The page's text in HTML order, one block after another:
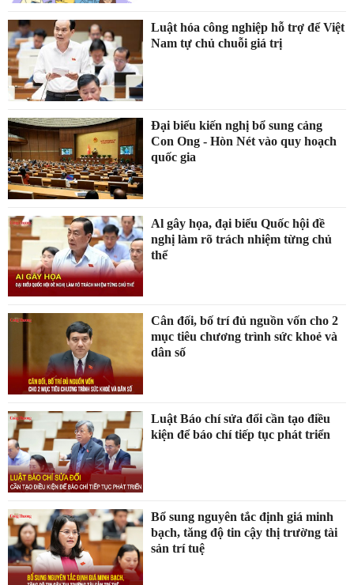
Luật hóa công nghiệp hỗ trợ để Việt
Nam tự chủ chuỗi giá trị
Đại biểu kiến nghị bổ sung cảng
Con Ong - Hòn Nét vào quy hoạch
quốc gia
Al gây họa, đại biểu Quốc hội đề
nghị làm rõ trách nhiệm từng chủ
thể
Cân đối, bố trí đủ nguồn vốn cho 2
mục tiêu chương trình sức khoẻ và
dân số
Luật Báo chí sửa đổi cần tạo điều
kiện để báo chí tiếp tục phát triển
Bổ sung nguyên tắc định giá minh
bạch, tăng độ tin cậy thị trường tài
sản trí tuệ